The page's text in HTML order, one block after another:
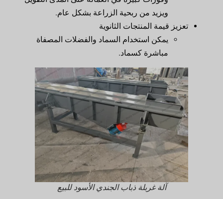
ويزيد من ربحية الزراعة بشكل عام.
تعزيز قيمة المنتجات الثانوية
يمكن استخدام السماد والفضلات المصفاة
مباشرة كسماد.
آلة غربلة ذباب الجندي الأسود للبيع